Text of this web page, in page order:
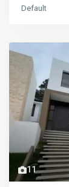
Default
11